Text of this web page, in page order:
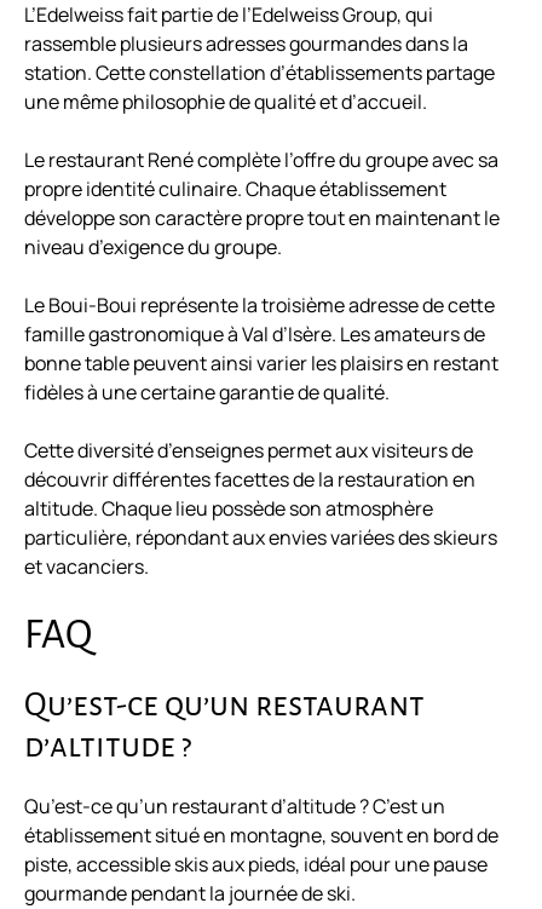
L’Edelweiss fait partie de l’Edelweiss Group, qui
rassemble plusieurs adresses gourmandes dans la
station. Cette constellation d’établissements partage
une même philosophie de qualité et d’accueil.
Le restaurant René complète l’offre du groupe avec sa
propre identité culinaire. Chaque établissement
développe son caractère propre tout en maintenant le
niveau d’exigence du groupe.
Le Boui-Boui représente la troisième adresse de cette
famille gastronomique à Val d’Isère. Les amateurs de
bonne table peuvent ainsi varier les plaisirs en restant
fidèles à une certaine garantie de qualité.
Cette diversité d’enseignes permet aux visiteurs de
découvrir différentes facettes de la restauration en
altitude. Chaque lieu possède son atmosphère
particulière, répondant aux envies variées des skieurs
et vacanciers.
FAQ
Qu’est-ce qu’un restaurant
d’altitude ?
Qu’est-ce qu’un restaurant d’altitude ? C’est un
établissement situé en montagne, souvent en bord de
piste, accessible skis aux pieds, idéal pour une pause
gourmande pendant la journée de ski.